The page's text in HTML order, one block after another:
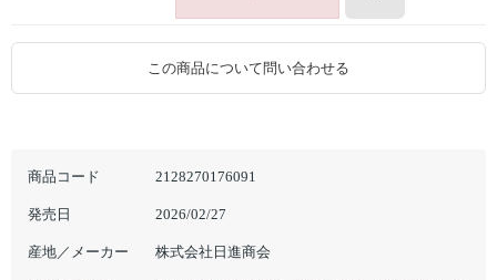
商品コード 2128270176091
発売日 2026/02/27
産地／メーカー 株式会社日進商会
この商品について問い合わせる